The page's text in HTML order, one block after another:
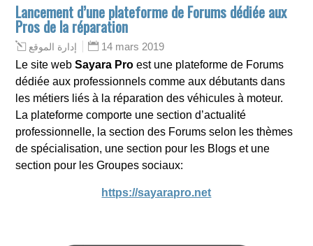
Lancement d’une plateforme de Forums dédiée aux
Pros de la réparation
إدارة الموقع
14 mars 2019
Le site webSayara Pro est une plateforme de Forums
dédiée aux professionnels comme aux débutants dans
les métiers liés à la réparation des véhicules à moteur.
La plateforme comporte une section d’actualité
professionnelle, la section des Forums selon les thèmes
de spécialisation, une section pour les Blogs et une
section pour les Groupes sociaux:
https://sayarapro.net